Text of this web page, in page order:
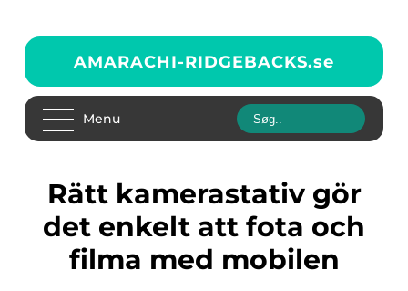
AMARACHI-RIDGEBACKS.se
Menu
Rätt kamerastativ gör
det enkelt att fota och
filma med mobilen